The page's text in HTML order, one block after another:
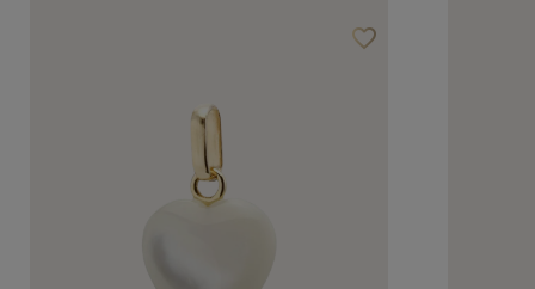
favorite_borderAjouter à vos favoris